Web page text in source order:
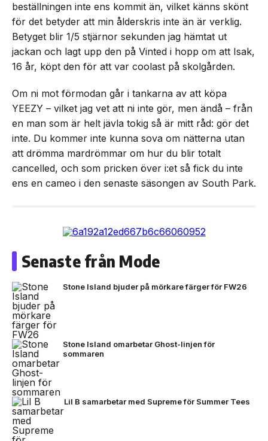
beställningen inte ens kommit än, vilket känns skönt
för det betyder att min ålderskris inte än är verklig.
Betyget blir 1/5 stjärnor sekunden jag hämtat ut
jackan och lagt upp den på Vinted i hopp om att Isak,
16 år, köpt den för att var coolast på skolgården.
Om ni mot förmodan går i tankarna av att köpa
YEEZY – vilket jag vet att ni inte gör, men ändå – från
en man som är helt jävla tokig så är mitt råd: gör det
inte. Du kommer inte kunna sova om nätterna utan
att drömma mardrömmar om hur du blir totalt
cancelled, och som pricken över i:et så fick du inte
ens en cameo i den senaste säsongen av South Park.
Senaste från Mode
Stone Island bjuder på mörkare färger för FW26
Stone Island omarbetar Ghost-linjen för
sommaren
Lil B samarbetar med Supreme för Summer Tees